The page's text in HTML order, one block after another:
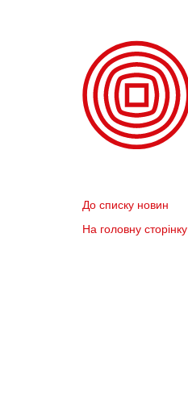
До списку новин
На головну сторінку